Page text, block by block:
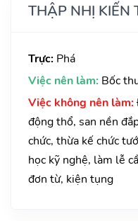
THẬP NHỊ KIẾN
Trực: Phá
Việc nên làm: Bốc
Việc không nên làm:
động thổ, san nền
chức, thừa kế chức
học kỹ nghệ, làm lễ
đơn từ, kiện tụng